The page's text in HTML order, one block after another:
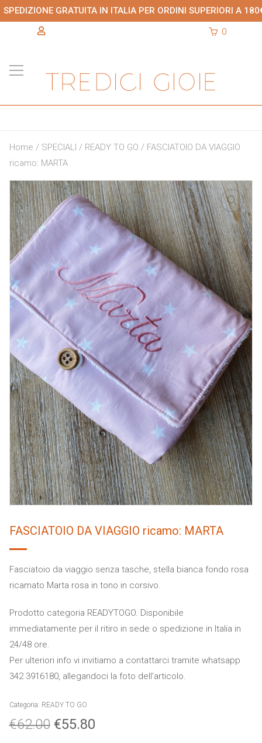
SPEDIZIONE GRATUITA IN ITALIA PER ORDINI SUPERIORI A
0
Home / SPECIALI / READY TO GO / FASCIATOIO DA VIAGGIO
ricamo: MARTA
FASCIATOIO DA VIAGGIO ricamo: MARTA
Fasciatoio da viaggio senza tasche, stella bianca fondo rosa
ricamato Marta rosa in tono in corsivo.
Prodotto categoria READYTOGO. Disponibile
immediatamente per il ritiro in sede o spedizione in Italia in
24/48 ore.
Per ulteriori info vi invitiamo a contattarci tramite whatsapp
342 3916180, allegandoci la foto dell’articolo.
Categoria: READY TO GO
€62.00 €55.80